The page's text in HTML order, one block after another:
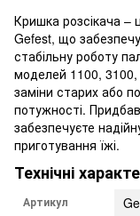
Кришка розсікача
Gefest, що
стабільну роботу
моделей 1100, 3100,
заміни старих або
потужності.
забезпечуєте
приготування їжі.
Технічні
Артикул